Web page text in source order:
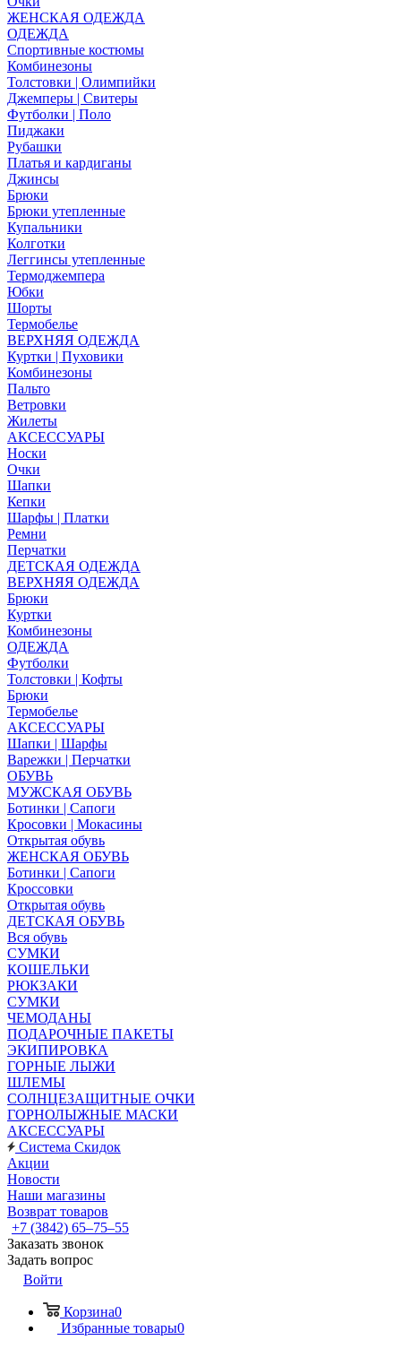
ЖЕНСКАЯ ОДЕЖДА
ОДЕЖДА
Спортивные костюмы
Комбинезоны
Толстовки | Олимпийки
Джемперы | Свитеры
Футболки | Поло
Пиджаки
Рубашки
Платья и кардиганы
Джинсы
Брюки
Брюки утепленные
Купальники
Колготки
Леггинсы утепленные
Термоджемпера
Юбки
Шорты
Термобелье
ВЕРХНЯЯ ОДЕЖДА
Куртки | Пуховики
Комбинезоны
Пальто
Ветровки
Жилеты
АКСЕССУАРЫ
Носки
Очки
Шапки
Кепки
Шарфы | Платки
Ремни
Перчатки
ДЕТСКАЯ ОДЕЖДА
ВЕРХНЯЯ ОДЕЖДА
Брюки
Куртки
Комбинезоны
ОДЕЖДА
Футболки
Толстовки | Кофты
Брюки
Термобелье
АКСЕССУАРЫ
Шапки | Шарфы
Варежки | Перчатки
ОБУВЬ
МУЖСКАЯ ОБУВЬ
Ботинки | Сапоги
Кросовки | Мокасины
Открытая обувь
ЖЕНСКАЯ ОБУВЬ
Ботинки | Сапоги
Кроссовки
Открытая обувь
ДЕТСКАЯ ОБУВЬ
Вся обувь
СУМКИ
КОШЕЛЬКИ
РЮКЗАКИ
СУМКИ
ЧЕМОДАНЫ
ПОДАРОЧНЫЕ ПАКЕТЫ
ЭКИПИРОВКА
ГОРНЫЕ ЛЫЖИ
ШЛЕМЫ
СОЛНЦЕЗАЩИТНЫЕ ОЧКИ
ГОРНОЛЫЖНЫЕ МАСКИ
АКСЕССУАРЫ
Система Скидок
Акции
Новости
Наши магазины
Возврат товаров
+7 (3842) 65–75–55
Заказать звонок
Задать вопрос
Войти
Корзина0
Избранные товары0